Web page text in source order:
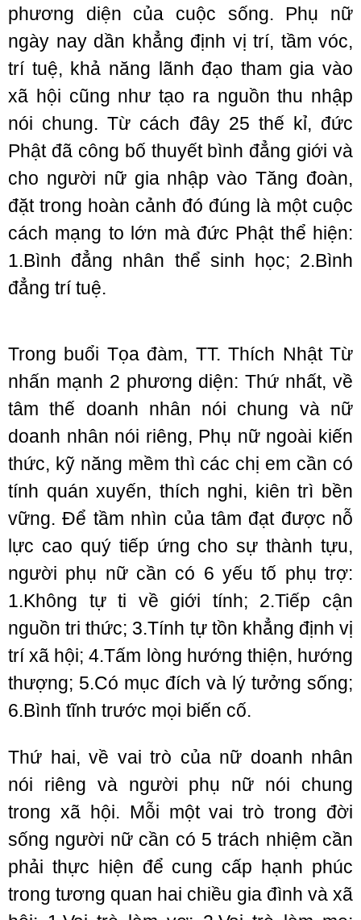
phương diện của cuộc sống. Phụ nữ
ngày nay dần khẳng định vị trí, tầm vóc,
trí tuệ, khả năng lãnh đạo tham gia vào
xã hội cũng như tạo ra nguồn thu nhập
nói chung. Từ cách đây 25 thế kỉ, đức
Phật đã công bố thuyết bình đẳng giới và
cho người nữ gia nhập vào Tăng đoàn,
đặt trong hoàn cảnh đó đúng là một cuộc
cách mạng to lớn mà đức Phật thể hiện:
1.Bình đẳng nhân thể sinh học; 2.Bình
đẳng trí tuệ.
Trong buổi Tọa đàm, TT. Thích Nhật Từ
nhấn mạnh 2 phương diện:Thứ nhất, về
tâm thế doanh nhân nói chung và nữ
doanh nhân nói riêng, Phụ nữ ngoài kiến
thức, kỹ năng mềm thì các chị em cần có
tính quán xuyến, thích nghi, kiên trì bền
vững. Để tầm nhìn của tâm đạt được nỗ
lực cao quý tiếp ứng cho sự thành tựu,
người phụ nữ cần có 6 yếu tố phụ trợ:
1.Không tự ti về giới tính; 2.Tiếp cận
nguồn tri thức; 3.Tính tự tồn khẳng định vị
trí xã hội; 4.Tấm lòng hướng thiện, hướng
thượng; 5.Có mục đích và lý tưởng sống;
6.Bình tĩnh trước mọi biến cố.
Thứ hai, về vai trò của nữ doanh nhân
nói riêng và người phụ nữ nói chung
trong xã hội. Mỗi một vai trò trong đời
sống người nữ cần có 5 trách nhiệm cần
phải thực hiện để cung cấp hạnh phúc
trong tương quan hai chiều gia đình và xã